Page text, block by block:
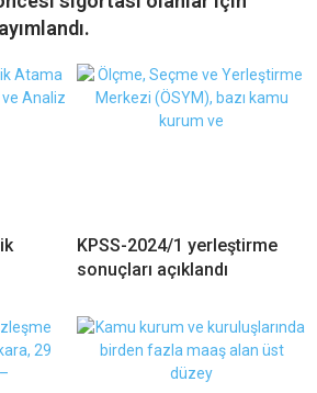
KPSS-2024/1 yerleştirme
sonuçları açıklandı